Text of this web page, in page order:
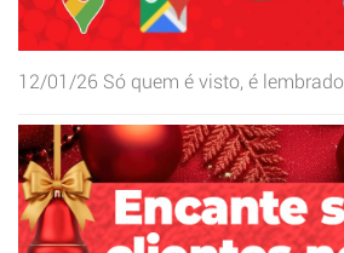
12/01/26 Só quem é visto, é lembrado